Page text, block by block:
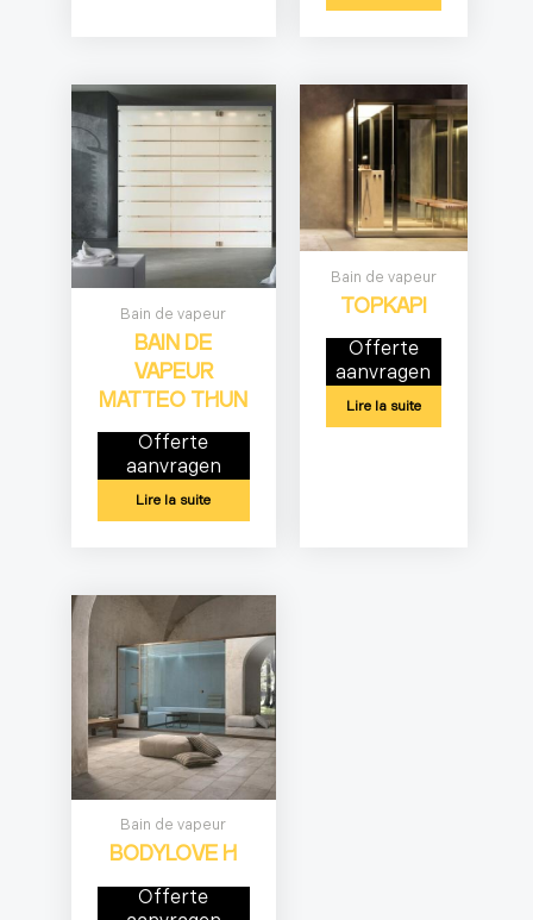
Bain de vapeur
BAIN DE
VAPEUR
MATTEO THUN
Offerte
aanvragen
Lire la suite
Bain de vapeur
TOPKAPI
Offerte
aanvragen
Lire la suite
Bain de vapeur
BODYLOVE H
Offerte